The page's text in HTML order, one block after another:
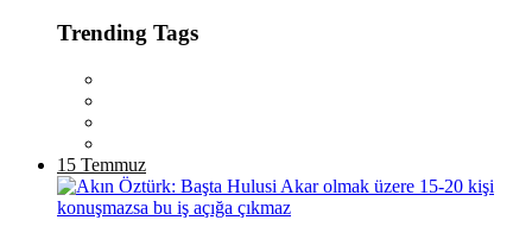
Trending Tags
15 Temmuz